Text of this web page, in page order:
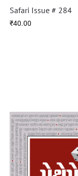
Safari Issue # 284
₹40.00